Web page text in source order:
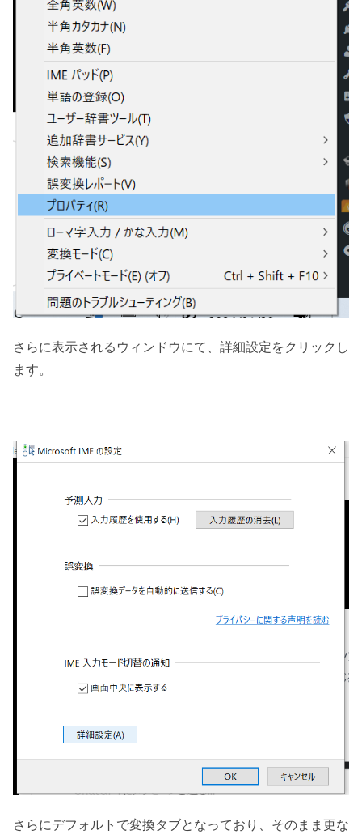
さらに表示されるウィンドウにて、詳細設定をクリックし
ます。
さらにデフォルトで変換タブとなっており、そのまま更な